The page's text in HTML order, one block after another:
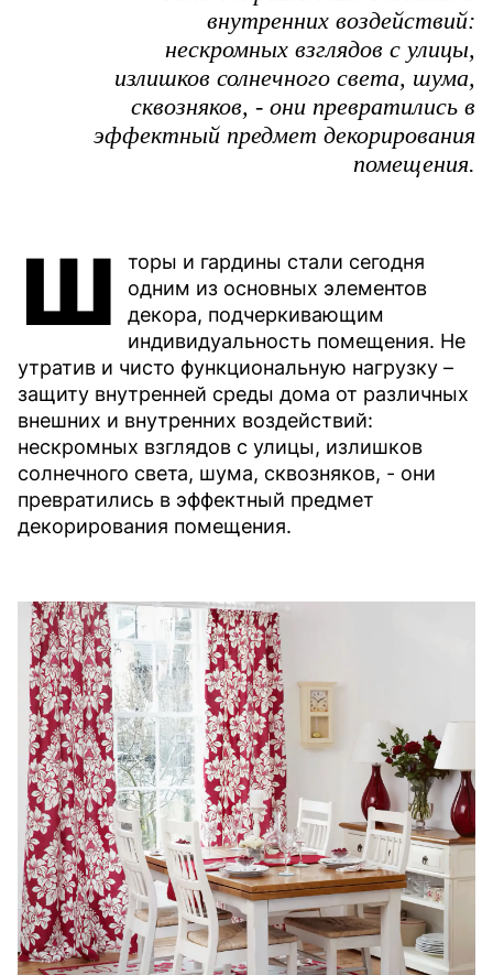
внутренних воздействий:
нескромных взглядов с улицы,
излишков солнечного света, шума,
сквозняков, - они превратились в
эффектный предмет декорирования
помещения.
Ш
торы и гардины стали сегодня
одним из основных элементов
декора, подчеркивающим
индивидуальность помещения. Не
утратив и чисто функциональную нагрузку –
защиту внутренней среды дома от различных
внешних и внутренних воздействий:
нескромных взглядов с улицы, излишков
солнечного света, шума, сквозняков, - они
превратились в эффектный предмет
декорирования помещения.